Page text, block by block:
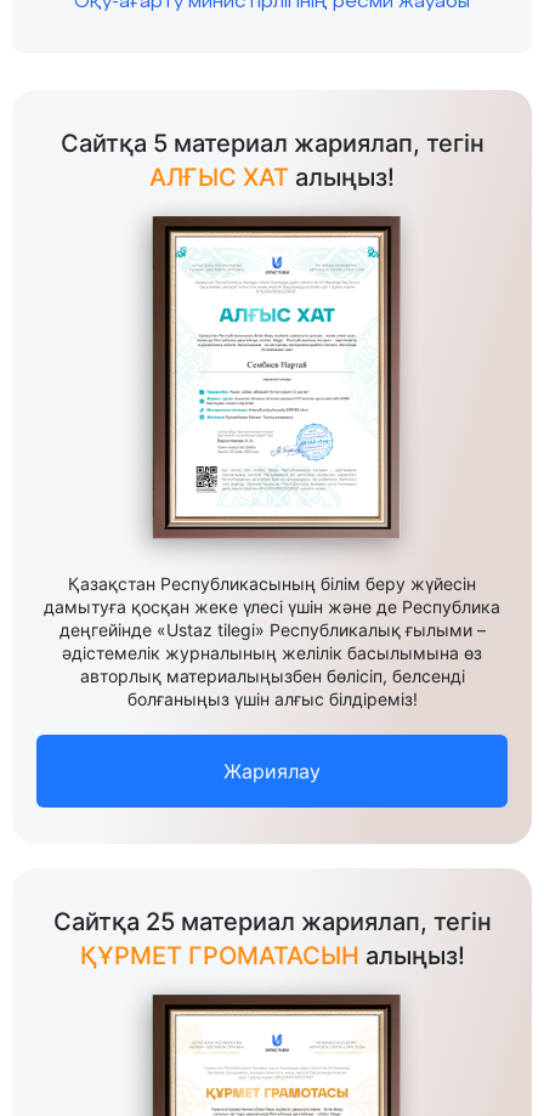
Сайтқа 5 материал жариялап, тегін
АЛҒЫС ХАТ алыңыз!
Қазақстан Республикасының білім беру жүйесін
дамытуға қосқан жеке үлесі үшін және де Республика
деңгейінде «Ustaz tilegi» Республикалық ғылыми –
әдістемелік журналының желілік басылымына өз
авторлық материалыңызбен бөлісіп, белсенді
болғаныңыз үшін алғыс білдіреміз!
Жариялау
Сайтқа 25 материал жариялап, тегін
ҚҰРМЕТ ГРОМАТАСЫН алыңыз!